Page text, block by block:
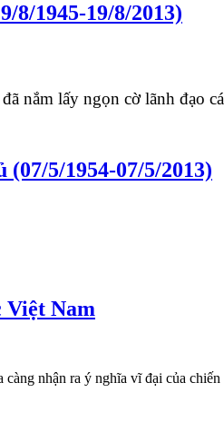
1945-19/8/2013)
nắm lấy ngọn cờ lãnh đạo
5/1954-07/5/2013)
Việt Nam
nhận ra ý nghĩa vĩ đại của